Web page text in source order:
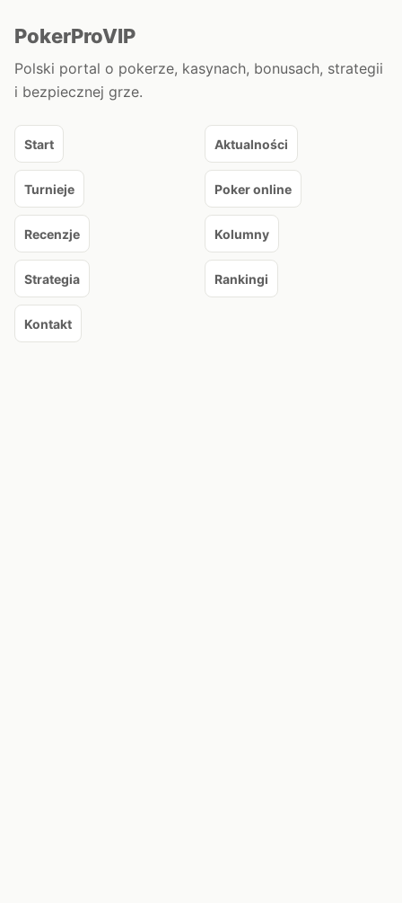
PokerProVIP
Polski portal o pokerze, kasynach, bonusach, strategii
i bezpiecznej grze.
Start Aktualności
Turnieje Poker online
Recenzje Kolumny
Strategia Rankingi
Kontakt